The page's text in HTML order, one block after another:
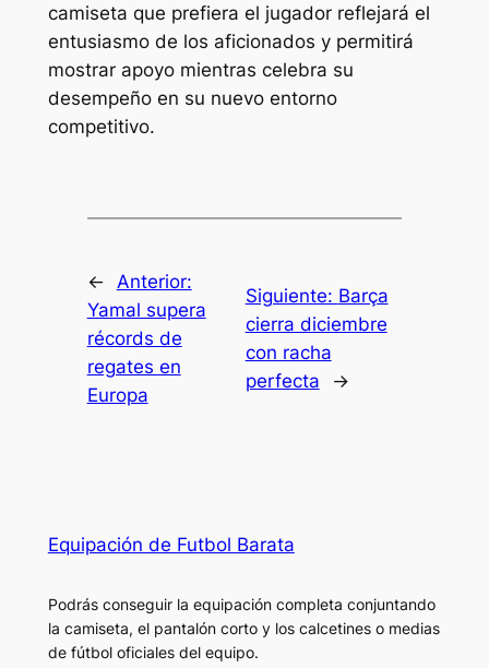
camiseta que prefiera el jugador reflejará el
entusiasmo de los aficionados y permitirá
mostrar apoyo mientras celebra su
desempeño en su nuevo entorno
competitivo.
← Anterior:
Yamal supera
récords de
regates en
Europa
Siguiente: Barça
cierra diciembre
con racha
perfecta
→
Equipación de Futbol Barata
Podrás conseguir la equipación completa conjuntando
la camiseta, el pantalón corto y los calcetines o medias
de fútbol oficiales del equipo.